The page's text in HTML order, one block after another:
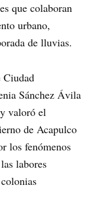
que colaboran
urbano,
de lluvias.
Ciudad
Sánchez Ávila
valoró el
de Acapulco
los fenómenos
labores